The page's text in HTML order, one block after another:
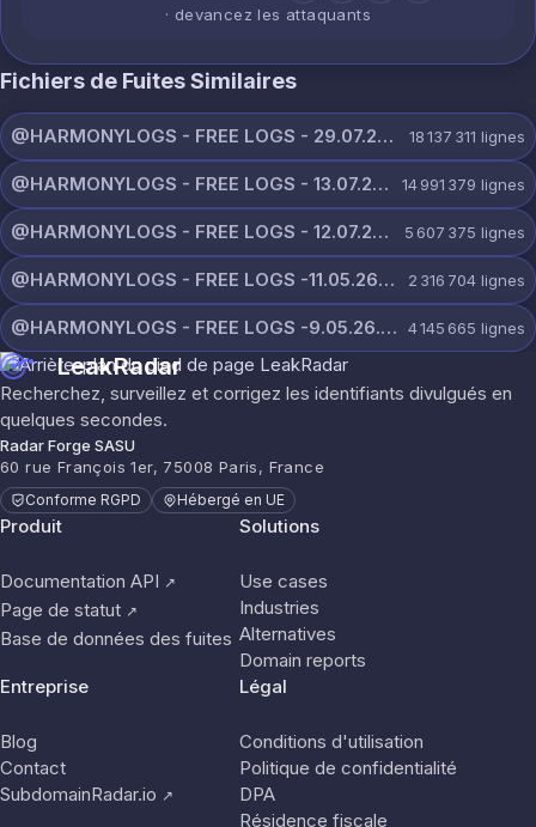
· devancez les attaquants
Fichiers de Fuites Similaires
@HARMONYLOGS - FREE LOGS - 29.07.26.zip 18 137 311 lignes
@HARMONYLOGS - FREE LOGS - 13.07.26.zip 14 991 379 lignes
@HARMONYLOGS - FREE LOGS - 12.07.26.zip 5 607 375 lignes
@HARMONYLOGS - FREE LOGS -11.05.26.rar 2 316 704 lignes
@HARMONYLOGS - FREE LOGS -9.05.26.rar 4 145 665 lignes
LeakRadar
Recherchez, surveillez et corrigez les identifiants divulgués en
quelques secondes.
Radar Forge SASU
60 rue François 1er, 75008 Paris, France
Conforme RGPD Hébergé en UE
Produit
Documentation API ↗
Page de statut ↗
Base de données des fuites
Solutions
Use cases
Industries
Alternatives
Domain reports
Entreprise
Blog
Contact
SubdomainRadar.io ↗
Légal
Conditions d'utilisation
Politique de confidentialité
DPA
Résidence fiscale